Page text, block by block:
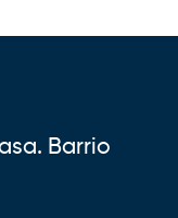
Barrio